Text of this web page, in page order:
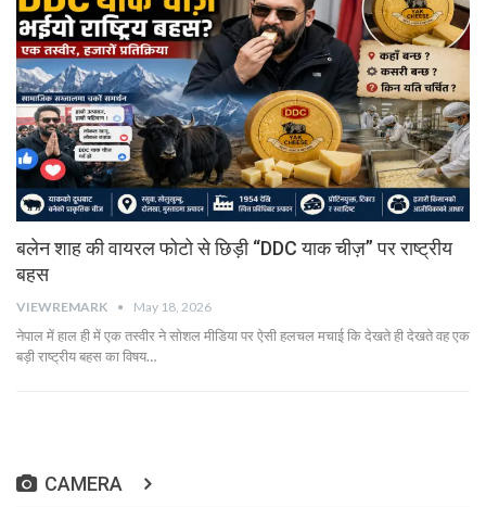
बलेन शाह की वायरल फोटो से छिड़ी “DDC याक चीज़” पर राष्ट्रीय
बहस
VIEWREMARK May 18, 2026
नेपाल में हाल ही में एक तस्वीर ने सोशल मीडिया पर ऐसी हलचल मचाई कि देखते ही देखते वह एक
बड़ी राष्ट्रीय बहस का विषय…
CAMERA